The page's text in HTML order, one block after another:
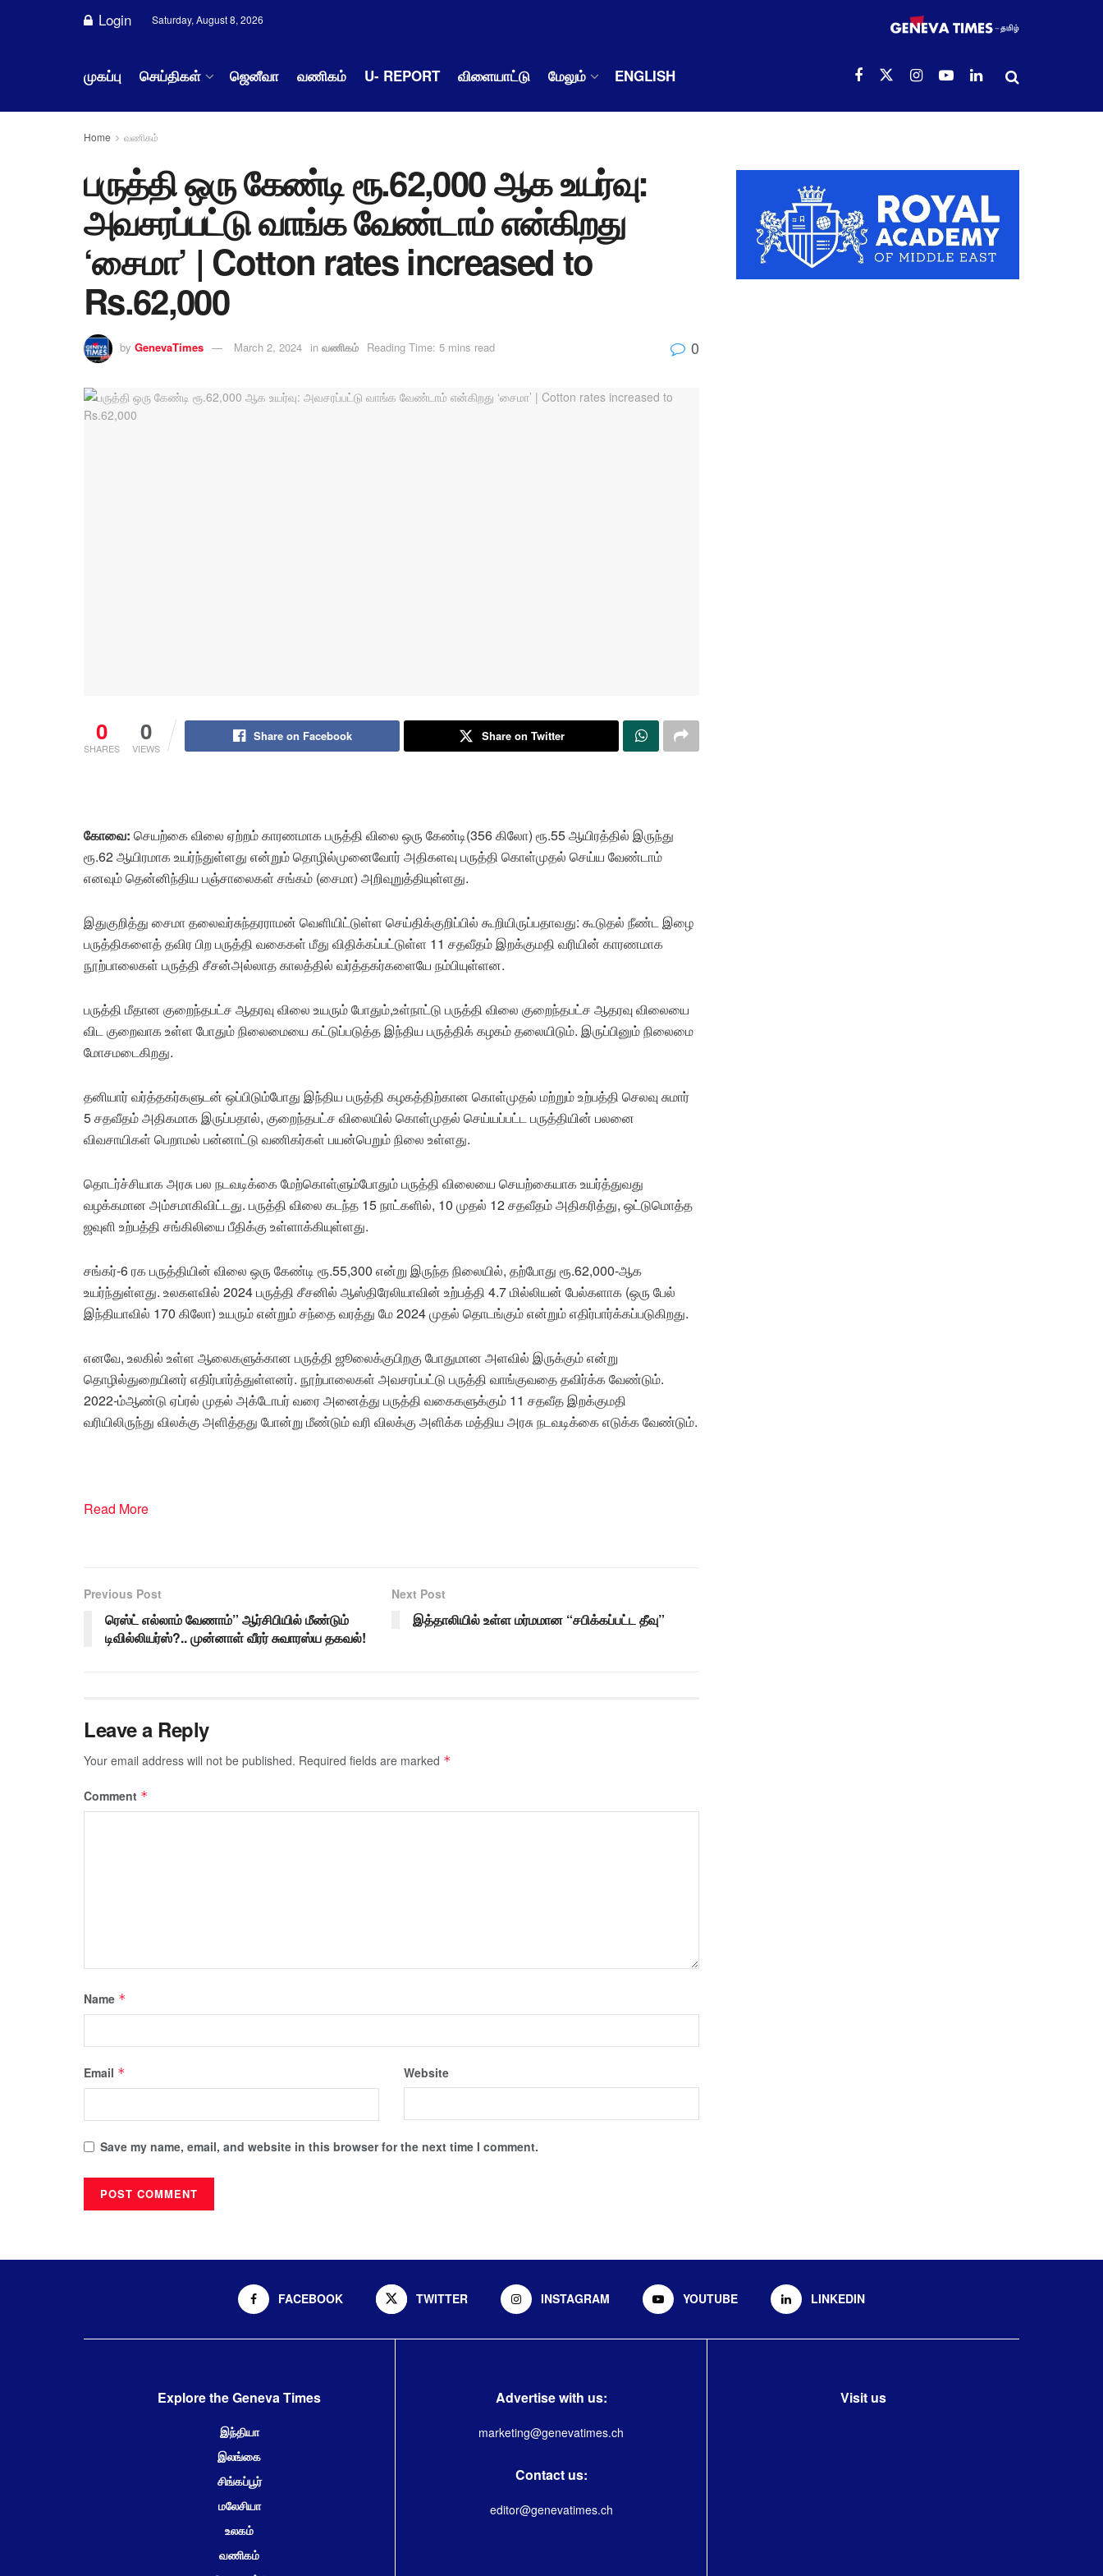
Login Saturday, August 8, 2026
முகப்பு செய்திகள் ஜெனீவா வணிகம் U- REPORT விளையாட்டு மேலும் ENGLISH
Home வணிகம்
பருத்தி ஒரு கேண்டி ரூ.62,000 ஆக உயர்வு:
அவசரப்பட்டு வாங்க வேண்டாம் என்கிறது
‘சைமா’ | Cotton rates increased to
Rs.62,000
by GenevaTimes March 2, 2024 in வணிகம் Reading Time: 5 mins read 0
0
SHARES
0
VIEWS
Share on Facebook Share on Twitter
கோவை: செயற்கை விலை ஏற்றம் காரணமாக பருத்தி விலை ஒரு கேண்டி(356 கிலோ) ரூ.55 ஆயிரத்தில் இருந்து
ரூ.62 ஆயிரமாக உயர்ந்துள்ளது என்றும் தொழில்முனைவோர் அதிகளவு பருத்தி கொள்முதல் செய்ய வேண்டாம்
எனவும் தென்னிந்திய பஞ்சாலைகள் சங்கம் (சைமா) அறிவுறுத்தியுள்ளது.
இதுகுறித்து சைமா தலைவர்சுந்தரராமன் வெளியிட்டுள்ள செய்திக்குறிப்பில் கூறியிருப்பதாவது: கூடுதல் நீண்ட இழை
பருத்திகளைத் தவிர பிற பருத்தி வகைகள் மீது விதிக்கப்பட்டுள்ள 11 சதவீதம் இறக்குமதி வரியின் காரணமாக
நூற்பாலைகள் பருத்தி சீசன்அல்லாத காலத்தில் வர்த்தகர்களையே நம்பியுள்ளன.
பருத்தி மீதான குறைந்தபட்ச ஆதரவு விலை உயரும் போதும்,உள்நாட்டு பருத்தி விலை குறைந்தபட்ச ஆதரவு விலையை
விட குறைவாக உள்ள போதும் நிலைமையை கட்டுப்படுத்த இந்திய பருத்திக் கழகம் தலையிடும். இருப்பினும் நிலைமை
மோசமடைகிறது.
தனியார் வர்த்தகர்களுடன் ஒப்பிடும்போது இந்திய பருத்தி கழகத்திற்கான கொள்முதல் மற்றும் உற்பத்தி செலவு சுமார்
5 சதவீதம் அதிகமாக இருப்பதால், குறைந்தபட்ச விலையில் கொள்முதல் செய்யப்பட்ட பருத்தியின் பலனை
விவசாயிகள் பெறாமல் பன்னாட்டு வணிகர்கள் பயன்பெறும் நிலை உள்ளது.
தொடர்ச்சியாக அரசு பல நடவடிக்கை மேற்கொள்ளும்போதும் பருத்தி விலையை செயற்கையாக உயர்த்துவது
வழக்கமான அம்சமாகிவிட்டது. பருத்தி விலை கடந்த 15 நாட்களில், 10 முதல் 12 சதவீதம் அதிகரித்து, ஒட்டுமொத்த
ஜவுளி உற்பத்தி சங்கிலியை பீதிக்கு உள்ளாக்கியுள்ளது.
சங்கர்-6 ரக பருத்தியின் விலை ஒரு கேண்டி ரூ.55,300 என்று இருந்த நிலையில், தற்போது ரூ.62,000-ஆக
உயர்ந்துள்ளது. உலகளவில் 2024 பருத்தி சீசனில் ஆஸ்திரேலியாவின் உற்பத்தி 4.7 மில்லியன் பேல்களாக (ஒரு பேல்
இந்தியாவில் 170 கிலோ) உயரும் என்றும் சந்தை வரத்து மே 2024 முதல் தொடங்கும் என்றும் எதிர்பார்க்கப்படுகிறது.
எனவே, உலகில் உள்ள ஆலைகளுக்கான பருத்தி ஜூலைக்குபிறகு போதுமான அளவில் இருக்கும் என்று
தொழில்துறையினர் எதிர்பார்த்துள்ளனர். நூற்பாலைகள் அவசரப்பட்டு பருத்தி வாங்குவதை தவிர்க்க வேண்டும்.
2022-ம்ஆண்டு ஏப்ரல் முதல் அக்டோபர் வரை அனைத்து பருத்தி வகைகளுக்கும் 11 சதவீத இறக்குமதி
வரியிலிருந்து விலக்கு அளித்தது போன்று மீண்டும் வரி விலக்கு அளிக்க மத்திய அரசு நடவடிக்கை எடுக்க வேண்டும்.
Read More
Previous Post
ரெஸ்ட் எல்லாம் வேணாம்” ஆர்சிபியில் மீண்டும்
டிவில்லியர்ஸ்?.. முன்னாள் வீரர் சுவாரஸ்ய தகவல்!
Next Post
இத்தாலியில் உள்ள மர்மமான “சபிக்கப்பட்ட தீவு”
Leave a Reply
Your email address will not be published. Required fields are marked *
Comment *
Name *
Email * Website
Save my name, email, and website in this browser for the next time I comment.
FACEBOOK TWITTER INSTAGRAM YOUTUBE LINKEDIN
Explore the Geneva Times
இந்தியா
இலங்கை
சிங்கப்பூர்
மலேசியா
உலகம்
வணிகம்
Advertise with us:
marketing@genevatimes.ch
Contact us:
editor@genevatimes.ch
Visit us